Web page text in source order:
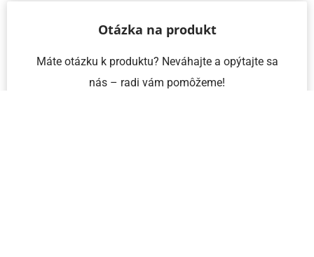
Otázka na produkt
Máte otázku k produktu? Neváhajte a opýtajte sa
nás – radi vám pomôžeme!